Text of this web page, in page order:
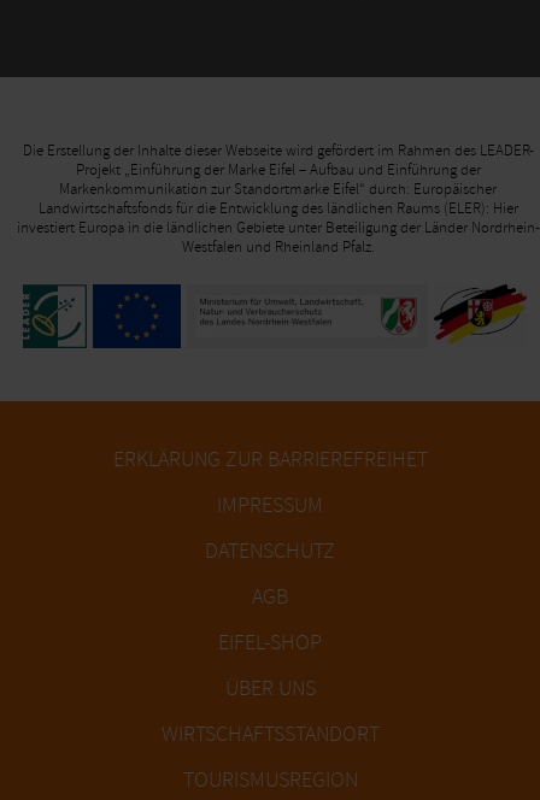
Die Erstellung der Inhalte dieser Webseite wird gefördert im Rahmen des LEADER-
Projekt „Einführung der Marke Eifel – Aufbau und Einführung der
Markenkommunikation zur Standortmarke Eifel“ durch: Europäischer
Landwirtschaftsfonds für die Entwicklung des ländlichen Raums (ELER): Hier
investiert Europa in die ländlichen Gebiete unter Beteiligung der Länder Nordrhein-
Westfalen und Rheinland Pfalz.
ERKLÄRUNG ZUR BARRIEREFREIHET
IMPRESSUM
DATENSCHUTZ
AGB
EIFEL-SHOP
ÜBER UNS
WIRTSCHAFTSSTANDORT
TOURISMUSREGION